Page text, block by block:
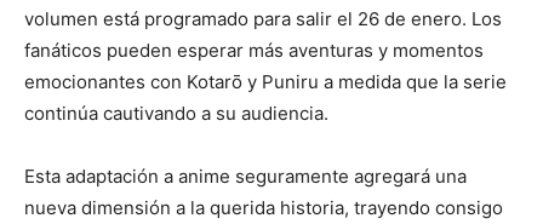
volumen está programado para salir el 26 de enero. Los
fanáticos pueden esperar más aventuras y momentos
emocionantes con Kotarō y Puniru a medida que la serie
continúa cautivando a su audiencia.
Esta adaptación a anime seguramente agregará una
nueva dimensión a la querida historia, trayendo consigo